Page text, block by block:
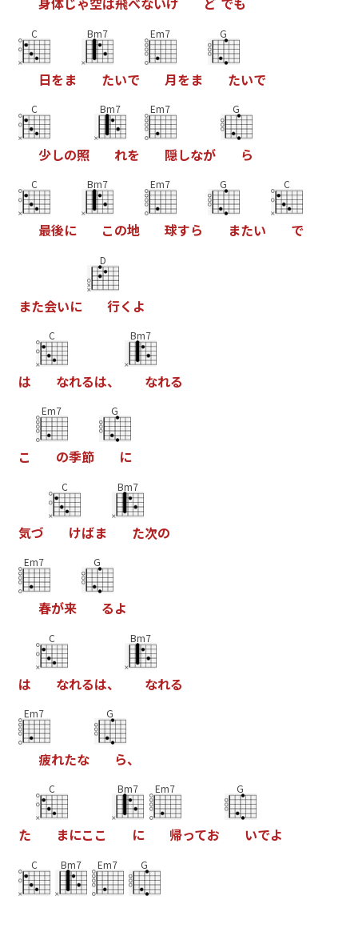
C
日をま
Bm7
たいで
Em7
月をま
G
たいで
C
少しの照
Bm7
れを
Em7
隠しなが
G
ら
C
最後に
Bm7
この地
Em7
球すら
G
またい
C
で
また会いに
D
行く よ
は
C
なれるは、
Bm7
なれる
こ
Em7
の季節
G
に
気づ
C
けばま
Bm7
た次の
Em7
春が来
G
るよ
は
C
なれるは、
Bm7
なれる
Em7
疲れたな
G
ら、
た
C
まにこ こ
Bm7
に
Em7
帰ってお
G
いでよ
C Bm7 Em7 G